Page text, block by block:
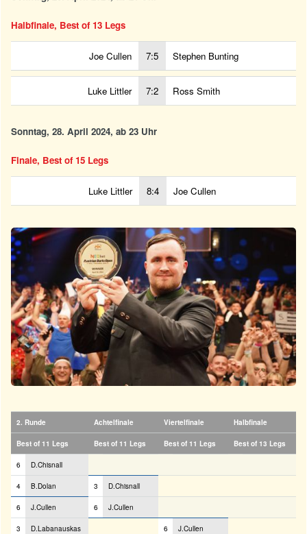
Halbfinale, Best of 13 Legs
Joe Cullen 7:5 Stephen Bunting
Luke Littler 7:2 Ross Smith
Sonntag, 28. April 2024, ab 23 Uhr
Finale, Best of 15 Legs
Luke Littler 8:4 Joe Cullen
2. Runde Achtelfinale Viertelfinale Halbfinale
Best of 11 Legs Best of 11 Legs Best of 11 Legs Best of 13 Legs
6 D.Chisnall
4 B.Dolan 3 D.Chisnall
6 J.Cullen 6 J.Cullen
3 D.Labanauskas 6 J.Cullen